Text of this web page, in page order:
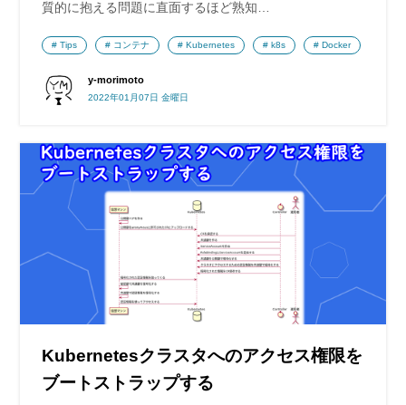
質的に抱える問題に直面するほど熟知…
y-morimoto
2022年01月07日 金曜日
Tips コンテナ Kubernetes k8s Docker
Kubernetesクラスタへのアクセス権限を
ブートストラップする